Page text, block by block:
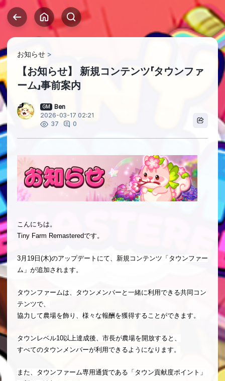
お知らせ
【お知らせ】 新規コンテンツ「タウンファ
ーム」事前案内
GM
Ben
2026-03-17 02:21
37
0
こんにちは。
Tiny Farm Remasteredです。
3月19日(木)のアップデートにて、新規コンテンツ「タウンファー
ム」が追加されます。
タウンファームは、タウンメンバーと一緒に利用できる共同コン
テンツで、
協力して農場を飾り、様々な報酬を獲得することができます。
タウンレベル10以上達成後、市長が農場を開放すると、
すべてのタウンメンバーが利用できるようになります。
また、タウンファーム専用通貨である「タウン貢献度ポイント」